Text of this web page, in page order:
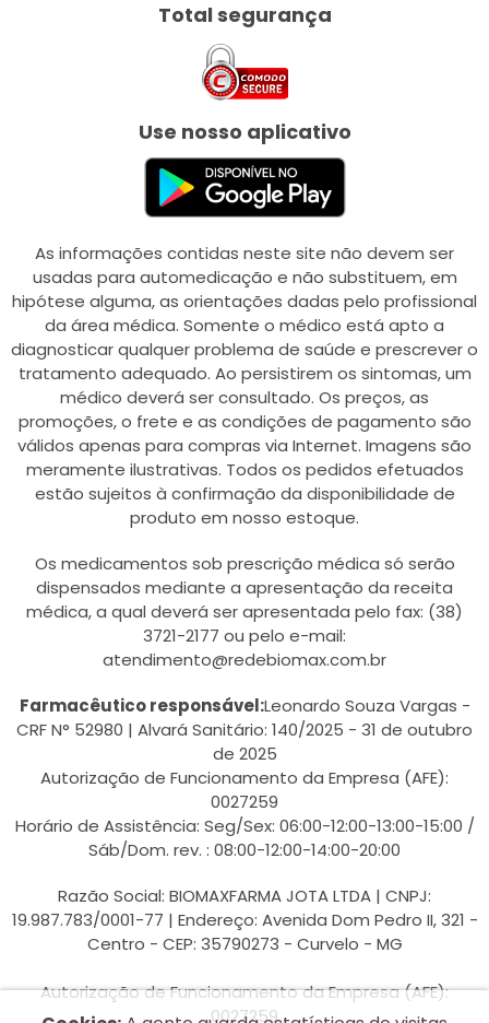
Total segurança
Use nosso aplicativo
As informações contidas neste site não devem ser
usadas para automedicação e não substituem, em
hipótese alguma, as orientações dadas pelo profissional
da área médica. Somente o médico está apto a
diagnosticar qualquer problema de saúde e prescrever o
tratamento adequado. Ao persistirem os sintomas, um
médico deverá ser consultado. Os preços, as
promoções, o frete e as condições de pagamento são
válidos apenas para compras via Internet. Imagens são
meramente ilustrativas. Todos os pedidos efetuados
estão sujeitos à confirmação da disponibilidade de
produto em nosso estoque.
Os medicamentos sob prescrição médica só serão
dispensados mediante a apresentação da receita
médica, a qual deverá ser apresentada pelo fax: (38)
3721-2177 ou pelo e-mail:
atendimento@redebiomax.com.br
Farmacêutico responsável:Leonardo Souza Vargas -
CRF N° 52980 | Alvará Sanitário: 140/2025 - 31 de outubro
de 2025
Autorização de Funcionamento da Empresa (AFE):
0027259
Horário de Assistência: Seg/Sex: 06:00-12:00-13:00-15:00 /
Sáb/Dom. rev. : 08:00-12:00-14:00-20:00
Razão Social: BIOMAXFARMA JOTA LTDA | CNPJ:
19.987.783/0001-77 | Endereço: Avenida Dom Pedro II, 321 -
Centro - CEP: 35790273 - Curvelo - MG
Autorização de Funcionamento da Empresa (AFE):
0027259